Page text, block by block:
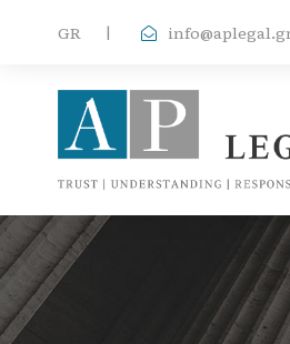
GR |